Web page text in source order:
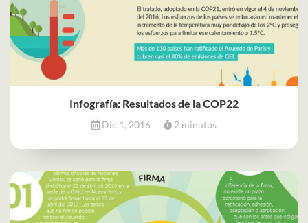
Infografía: Resultados de la COP22
Dic 1, 2016 2 minutos